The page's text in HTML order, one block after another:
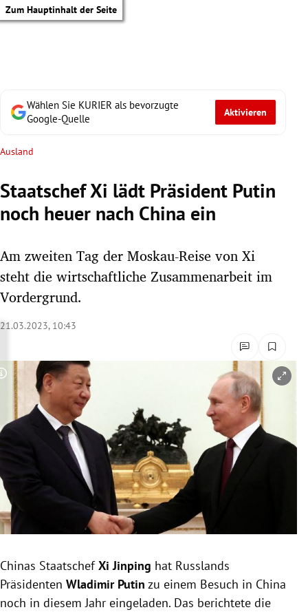
Zum Hauptinhalt der Seite
Untermenü
Untermenü
Untermenü
Untermenü
Untermenü
Untermenü
Untermenü
Wählen Sie KURIER als bevorzugte
Google-Quelle
Aktivieren
Ausland
Staatschef Xi lädt Präsident Putin
noch heuer nach China ein
Am zweiten Tag der Moskau-Reise von Xi
steht die wirtschaftliche Zusammenarbeit im
Vordergrund.
21.03.2023, 10:43
Copyright-Hinweis öffnen/schließen
Chinas StaatschefXi Jinping hat Russlands
Präsidenten Wladimir Putin zu einem Besuch in China
noch in diesem Jahr eingeladen. Das berichtete die